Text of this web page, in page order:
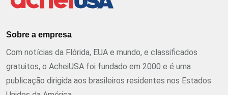
Sobre a empresa
Com notícias da Flórida, EUA e mundo, e classificados
gratuitos, o AcheiUSA foi fundado em 2000 e é uma
publicação dirigida aos brasileiros residentes nos Estados